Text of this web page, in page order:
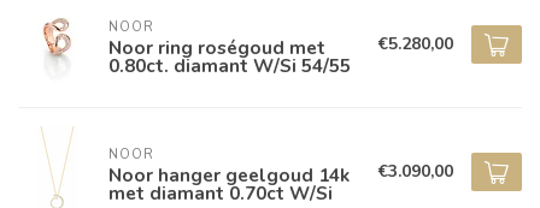
NOOR
Noor ring roségoud met
0.80ct. diamant W/Si 54/55
€5.280,00
NOOR
Noor hanger geelgoud 14k
met diamant 0.70ct W/Si
€3.090,00